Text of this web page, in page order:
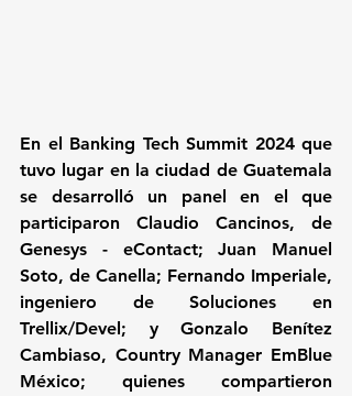
En el Banking Tech Summit 2024 que
tuvo lugar en la ciudad de Guatemala
se desarrolló un panel en el que
participaron Claudio Cancinos, de
Genesys - eContact; Juan Manuel
Soto, de Canella; Fernando Imperiale,
ingeniero de Soluciones en
Trellix/Devel; y Gonzalo Benítez
Cambiaso, Country Manager EmBlue
México; quienes compartieron